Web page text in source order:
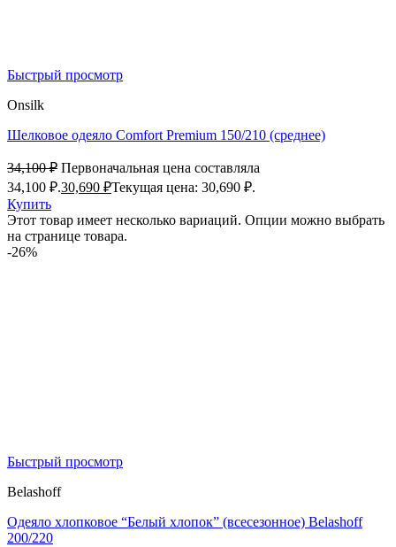
Быстрый просмотр
Onsilk
Шелковое одеяло Comfort Premium 150/210 (среднее)
34,100₽ Первоначальная цена составляла
34,100 ₽.30,690 ₽Текущая цена: 30,690 ₽.
Купить
Этот товар имеет несколько вариаций. Опции можно выбрать
на странице товара.
-26%
Быстрый просмотр
Belashoff
Одеяло хлопковое “Белый хлопок” (всесезонное) Belashoff
200/220